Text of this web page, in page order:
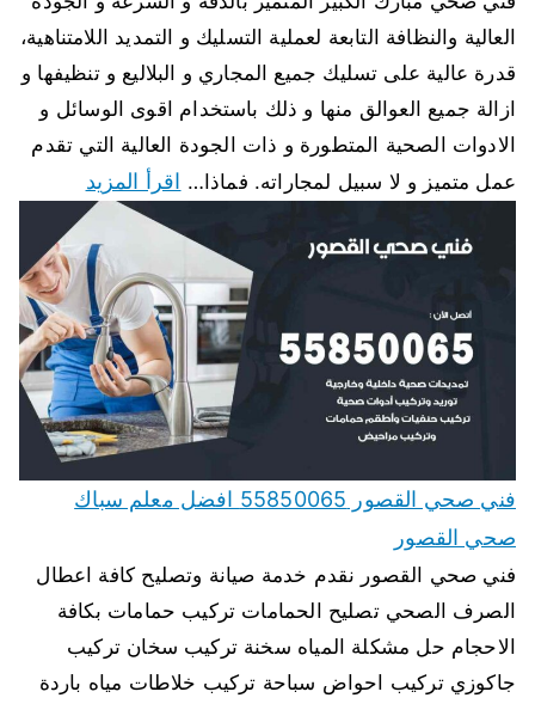
العالية والنظافة التابعة لعملية التسليك و التمديد اللامتناهية،
قدرة عالية على تسليك جميع المجاري و البلاليع و تنظيفها و
ازالة جميع العوالق منها و ذلك باستخدام اقوى الوسائل و
الادوات الصحية المتطورة و ذات الجودة العالية التي تقدم
عمل متميز و لا سبيل لمجاراته. فماذا… اقرأ المزيد
فني صحي القصور 55850065 افضل معلم سباك
صحي القصور
فني صحي القصور نقدم خدمة صيانة وتصليح كافة اعطال
الصرف الصحي تصليح الحمامات تركيب حمامات بكافة
الاحجام حل مشكلة المياه سخنة تركيب سخان تركيب
جاكوزي تركيب احواض سباحة تركيب خلاطات مياه باردة